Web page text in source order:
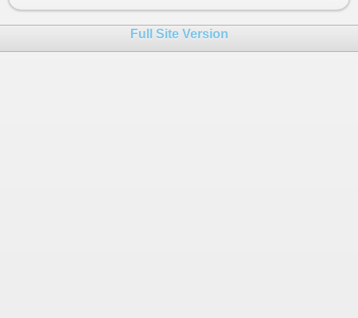
26
// Проверка отсутствия
Full Site Version